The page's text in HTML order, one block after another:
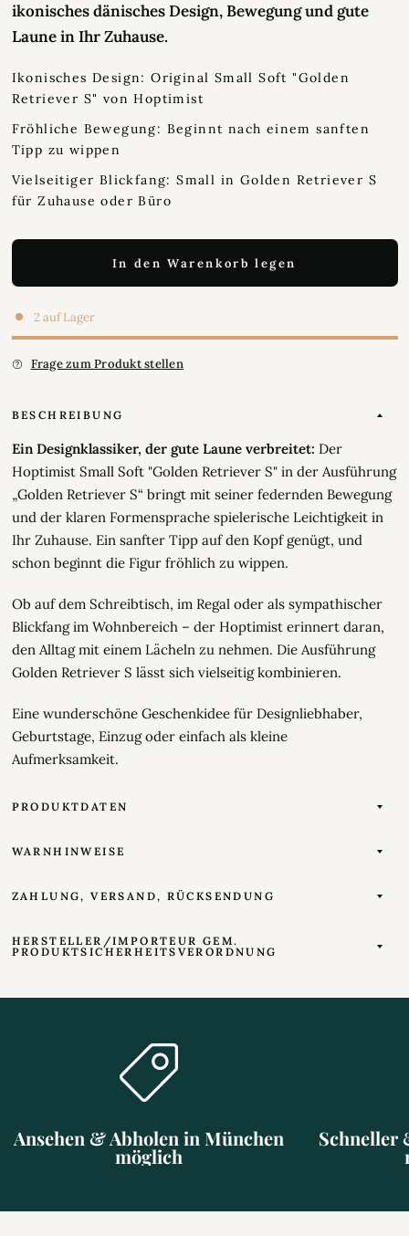
ikonisches dänisches Design, Bewegung und gute
Laune in Ihr Zuhause.
Ikonisches Design: Original Small Soft "Golden
Retriever S" von Hoptimist
Fröhliche Bewegung: Beginnt nach einem sanften
Tipp zu wippen
Vielseitiger Blickfang: Small in Golden Retriever S
für Zuhause oder Büro
In den Warenkorb legen
2 auf Lager
Frage zum Produkt stellen
BESCHREIBUNG
Ein Designklassiker, der gute Laune verbreitet: Der
Hoptimist Small Soft "Golden Retriever S" in der Ausführung
„Golden Retriever S“ bringt mit seiner federnden Bewegung
und der klaren Formensprache spielerische Leichtigkeit in
Ihr Zuhause. Ein sanfter Tipp auf den Kopf genügt, und
schon beginnt die Figur fröhlich zu wippen.
Ob auf dem Schreibtisch, im Regal oder als sympathischer
Blickfang im Wohnbereich – der Hoptimist erinnert daran,
den Alltag mit einem Lächeln zu nehmen. Die Ausführung
Golden Retriever S lässt sich vielseitig kombinieren.
Eine wunderschöne Geschenkidee für Designliebhaber,
Geburtstage, Einzug oder einfach als kleine
Aufmerksamkeit.
PRODUKTDATEN
WARNHINWEISE
ZAHLUNG, VERSAND, RÜCKSENDUNG
HERSTELLER/IMPORTEUR GEM.
PRODUKTSICHERHEITSVERORDNUNG
Ansehen & Abholen in München
möglich
Schneller